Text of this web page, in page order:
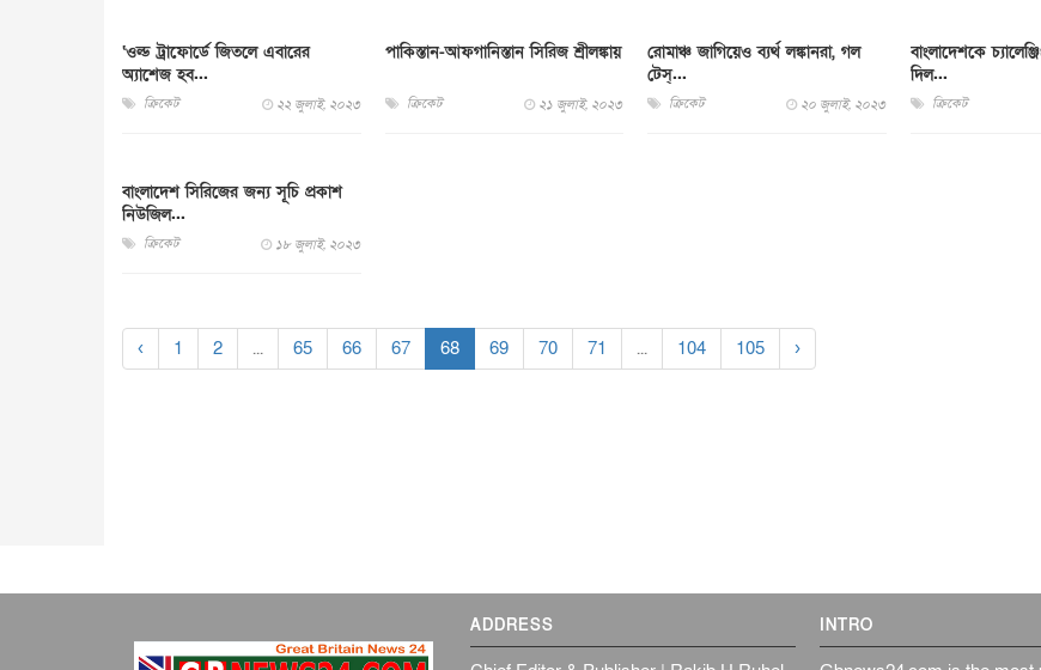
‘ওল্ড ট্রাফোর্ডে জিতলে এবারের
অ্যাশেজ হব...
ক্রিকেট ২২ জুলাই, ২০২৩
পাকিস্তান-আফগানিস্তান সিরিজ শ্রীলঙ্কায়
ক্রিকেট ২১ জুলাই, ২০২৩
রোমাঞ্চ জাগিয়েও ব্যর্থ লঙ্কানরা, গল
টেস্...
ক্রিকেট ২০ জুলাই, ২০২৩
বাংলাদেশকে
দিল...
ক্রিকেট
বাংলাদেশ সিরিজের জন্য সূচি প্রকাশ
নিউজিল...
ক্রিকেট ১৮ জুলাই, ২০২৩
‹ 1 2 ... 65 66 67 68 69 70 71 ... 104 105 ›
ADDRESS INTRO